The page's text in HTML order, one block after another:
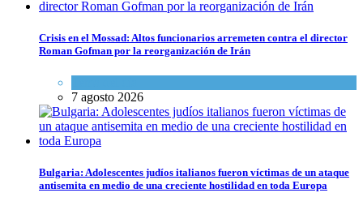
Crisis en el Mossad: Altos funcionarios arremeten contra el director
Roman Gofman por la reorganización de Irán
7 agosto 2026
Bulgaria: Adolescentes judíos italianos fueron víctimas de un ataque
antisemita en medio de una creciente hostilidad en toda Europa